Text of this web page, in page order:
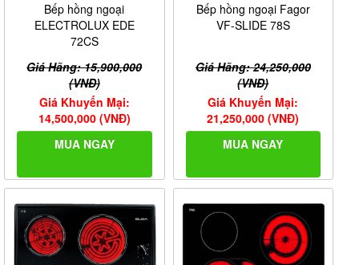
Bếp hồng ngoại
ELECTROLUX EDE
72CS
Giá Hãng: 15,900,000
(VNĐ)
Giá Khuyến Mại:
14,500,000 (VNĐ)
MUA NGAY
Bếp hồng ngoại Fagor
VF-SLIDE 78S
Giá Hãng: 24,250,000
(VNĐ)
Giá Khuyến Mại:
21,250,000 (VNĐ)
MUA NGAY